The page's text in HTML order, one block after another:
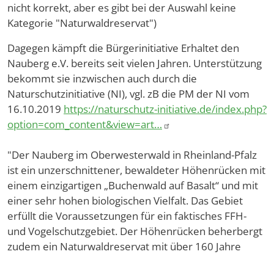
nicht korrekt, aber es gibt bei der Auswahl keine
Kategorie "Naturwaldreservat")
Dagegen kämpft die Bürgerinitiative Erhaltet den
Nauberg e.V. bereits seit vielen Jahren. Unterstützung
bekommt sie inzwischen auch durch die
Naturschutzinitiative (NI), vgl. zB die PM der NI vom
16.10.2019 https://naturschutz-initiative.de/index.php?
option=com_content&view=art…
"Der Nauberg im Oberwesterwald in Rheinland-Pfalz
ist ein unzerschnittener, bewaldeter Höhenrücken mit
einem einzigartigen „Buchenwald auf Basalt“ und mit
einer sehr hohen biologischen Vielfalt. Das Gebiet
erfüllt die Voraussetzungen für ein faktisches FFH-
und Vogelschutzgebiet. Der Höhenrücken beherbergt
zudem ein Naturwaldreservat mit über 160 Jahre